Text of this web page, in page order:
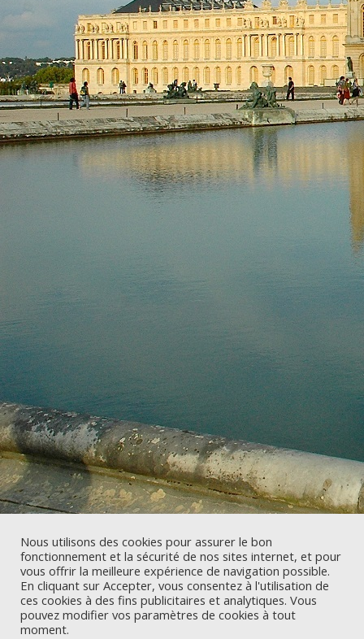
Nous utilisons des cookies pour assurer le bon
fonctionnement et la sécurité de nos sites internet, et pour
vous offrir la meilleure expérience de navigation possible.
En cliquant sur Accepter, vous consentez à l'utilisation de
ces cookies à des fins publicitaires et analytiques. Vous
pouvez modifier vos paramètres de cookies à tout
moment.